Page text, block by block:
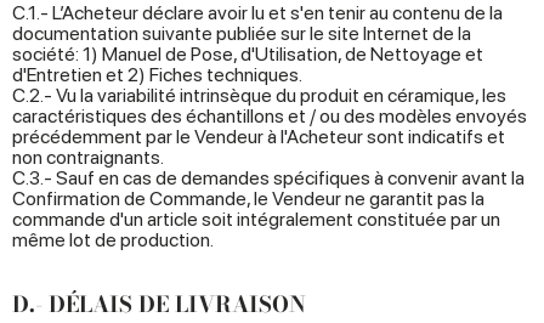
C.1.- L’Acheteur déclare avoir lu et s'en tenir au contenu de la
documentation suivante publiée sur le site Internet de la
société: 1) Manuel de Pose, d'Utilisation, de Nettoyage et
d'Entretien et 2) Fiches techniques.
C.2.- Vu la variabilité intrinsèque du produit en céramique, les
caractéristiques des échantillons et / ou des modèles envoyés
précédemment par le Vendeur à l'Acheteur sont indicatifs et
non contraignants.
C.3.- Sauf en cas de demandes spécifiques à convenir avant la
Confirmation de Commande, le Vendeur ne garantit pas la
commande d'un article soit intégralement constituée par un
même lot de production.
D.- DÉLAIS DE LIVRAISON